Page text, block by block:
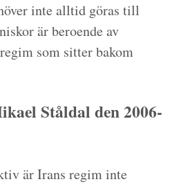
inte alltid göras till
är beroende av
som sitter bakom
Ståldal den 2006-
är Irans regim inte